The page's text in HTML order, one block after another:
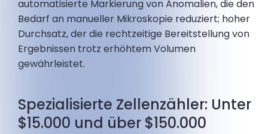
automatisierte Markierung von Anomalien, die den
Bedarf an manueller Mikroskopie reduziert; hoher
Durchsatz, der die rechtzeitige Bereitstellung von
Ergebnissen trotz erhöhtem Volumen
gewährleistet.
Spezialisierte Zellenzähler: Unter
$15.000 und über $150.000